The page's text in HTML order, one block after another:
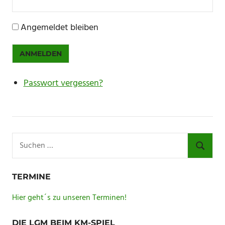
Angemeldet bleiben
ANMELDEN
Passwort vergessen?
nach:
SUCHEN
TERMINE
Hier geht´s zu unseren Terminen!
DIE LGM BEIM KM-SPIEL